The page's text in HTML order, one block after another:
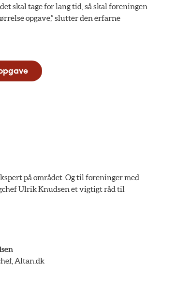
skal tage for lang tid, så skal foreningen
opgave,” slutter den erfarne
på området. Og til foreninger med
Ulrik Knudsen et vigtigt råd til
Altan.dk